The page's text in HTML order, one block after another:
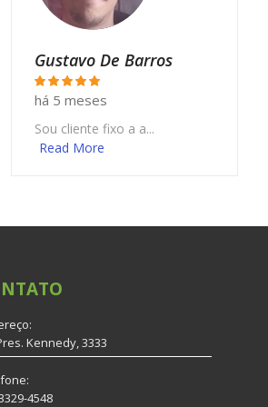
Gustavo De Barros
há 5 meses
Sou cliente fixo a a...
Read More
Kennedy, 3333
4548